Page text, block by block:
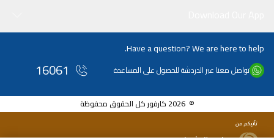
Have a question? We are here to help.
تواصل معنا عبر الدردشة للحصول على المساعدة 16061
© 2026 كارفور كل الحقوق محفوظة